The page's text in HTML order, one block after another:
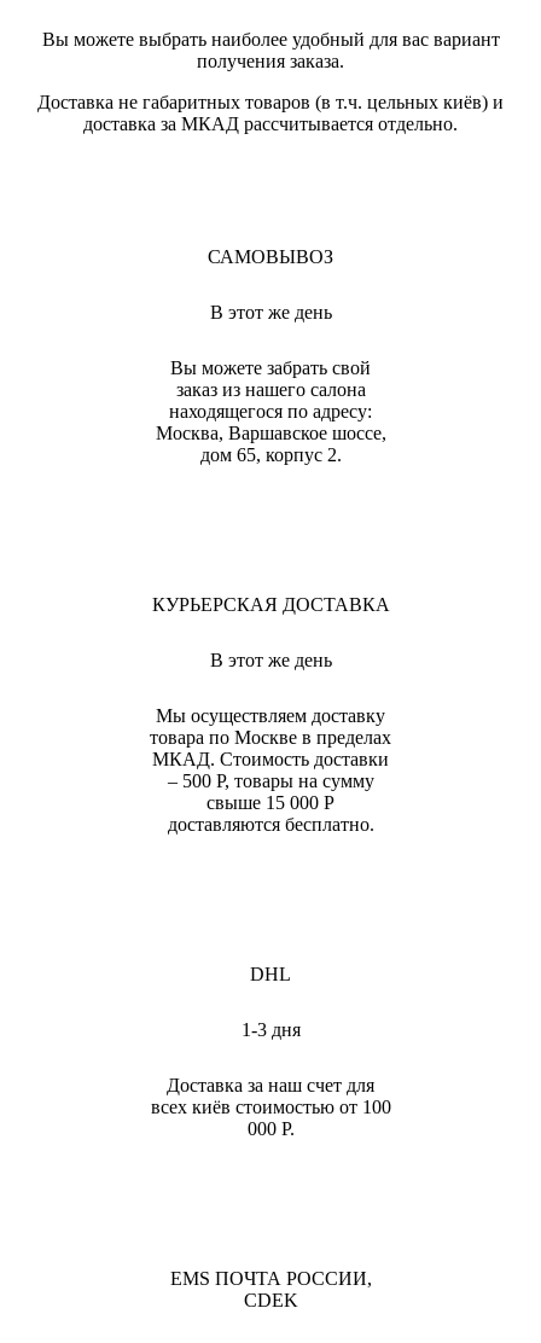
Вы можете выбрать наиболее удобный для вас вариант
получения заказа.
Доставка не габаритных товаров (в т.ч. цельных киёв) и
доставка за МКАД рассчитывается отдельно.
САМОВЫВОЗ
В этот же день
Вы можете забрать свой
заказ из нашего салона
находящегося по адресу:
Москва, Варшавское шоссе,
дом 65, корпус 2.
КУРЬЕРСКАЯ ДОСТАВКА
В этот же день
Мы осуществляем доставку
товара по Москве в пределах
МКАД. Стоимость доставки
– 500 Р, товары на сумму
свыше 15 000 Р
доставляются бесплатно.
DHL
1-3 дня
Доставка за наш счет для
всех киёв стоимостью от 100
000 Р.
EMS ПОЧТА РОССИИ,
CDEK